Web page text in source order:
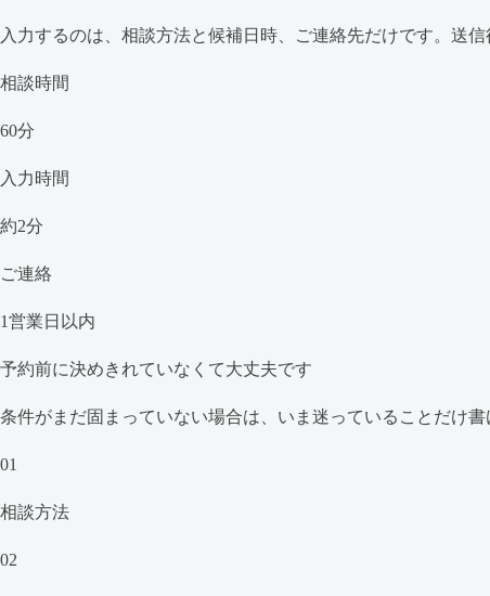
入力するのは、相談方法と候補日時、ご連絡先だけです。送
相談時間
60分
入力時間
約2分
ご連絡
1営業日以内
予約前に決めきれていなくて大丈夫です
条件がまだ固まっていない場合は、いま迷っていることだけ
01
相談方法
02